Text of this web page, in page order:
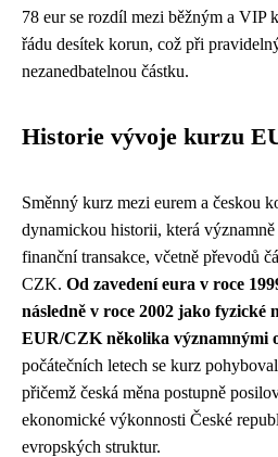
78 eur se rozdíl mezi běžným a VIP
řádu desítek korun, což při
nezanedbatelnou částku.
Historie vývoje kurzu
Směnný kurz mezi eurem a českou
dynamickou historii, která
finanční transakce, včetně převodů
CZK. Od zavedení eura v roce
následně v roce 2002 jako fyzické
EUR/CZK několika významnými
počátečních letech se kurz
přičemž česká měna postupně
ekonomické výkonnosti České
evropských struktur.